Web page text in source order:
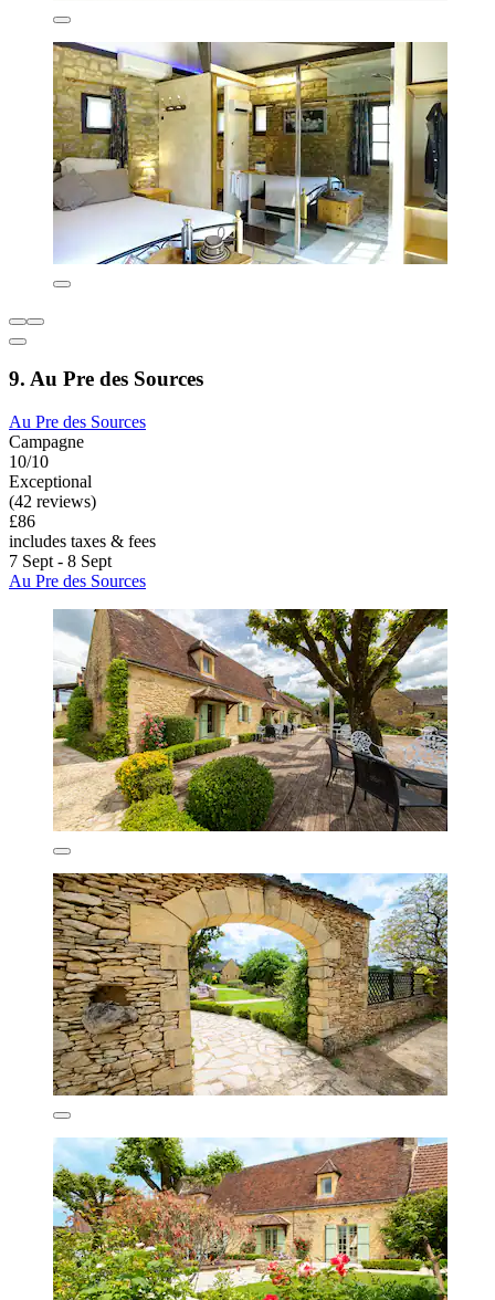
9. Au Pre des Sources
Au Pre des Sources
Campagne
10/10
Exceptional
(42 reviews)
£86
includes taxes & fees
7 Sept - 8 Sept
Au Pre des Sources